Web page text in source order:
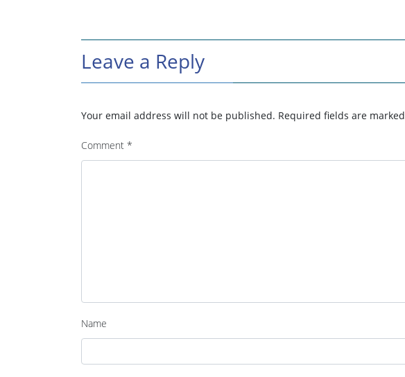
Leave a Reply
Your email address will not be published. Required fields are marked
Comment *
Name